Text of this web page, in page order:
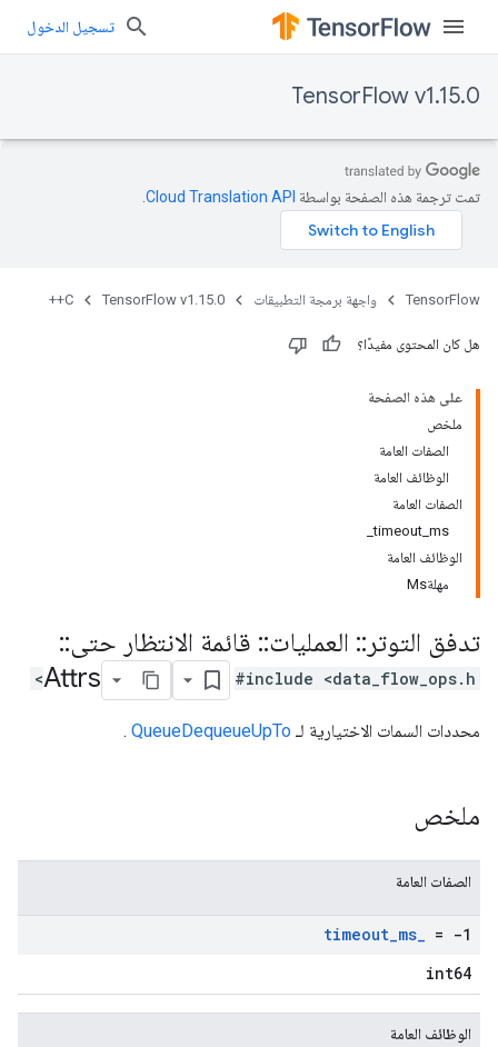
تسجيل الدخول
TensorFlow v1.15.0
تمت ترجمة هذه الصفحة بواسطة Cloud Translation API‏
TensorFlow واجهة برمجة التطبيقات TensorFlow v1.15.0
C++
هل كان المحتوى مفيدًا؟
على هذه الصفحة
ملخص
الصفات العامة
الوظائف العامة
الصفات العامة
timeout_ms_
الوظائف العامة
مهلةMs
تدفق التوتر :: العمليات:: قائمة الانتظار حتى::
Attrs
#include <data_flow_ops.h>
محددات السمات الاختيارية لـ QueueDequeueUpTo
.
ملخص
الصفات العامة
timeout_ms_ = -1
int64
الوظائف العامة